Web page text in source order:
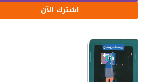
اشترك الآن